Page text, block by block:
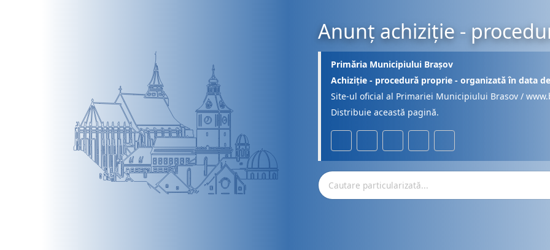
Anunț achiziție -
Primăria Municipiului Brașov
Achiziție - procedură proprie - organizată în data
Site-ul oficial al Primariei Municipiului Brasov /
Distribuie această pagină.